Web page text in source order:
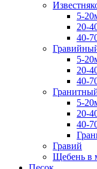
5-
20-
40-
5-
20-
40-
5-
20-
40-
Гравий
Щебень в